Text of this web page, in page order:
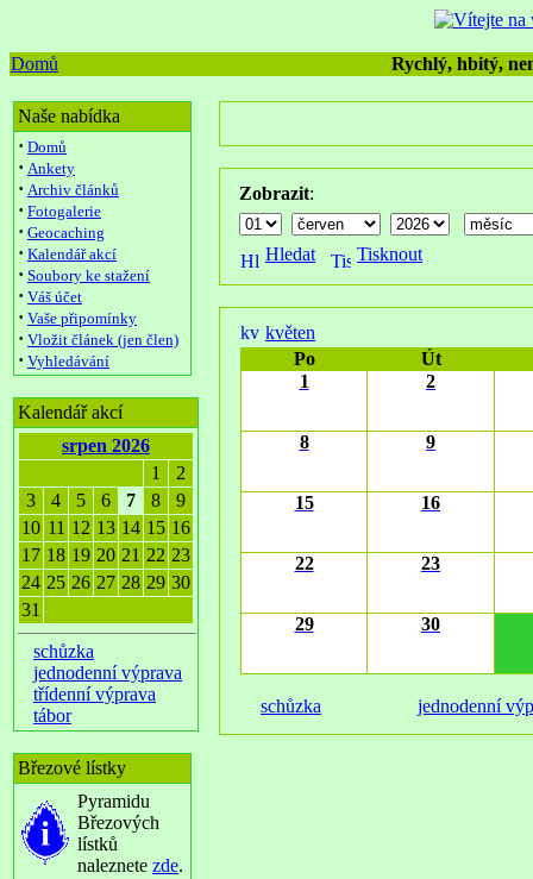
Domů Rychlý, hbitý,
Naše nabídka
· Domů
· Ankety
· Archiv článků
· Fotogalerie
· Geocaching
· Kalendář akcí
· Soubory ke stažení
· Váš účet
· Vaše připomínky
· Vložit článek (jen člen)
· Vyhledávání
Kalendář akcí
srpen 2026
1
2
3
4 5 6 7 8
9
10 11 12 13 14 15 16
17 18 19 20 21 22 23
24 25 26 27 28 29 30
31
schůzka
jednodenní výprava
třídenní výprava
tábor
Březové lístky
Pyramidu
Březových
lístků
naleznete zde.
Zobrazit:
Hledat Tisknout
květen
Po
Út
1
2
8 9
15 16
22 23
29 30
schůzka jednodenní